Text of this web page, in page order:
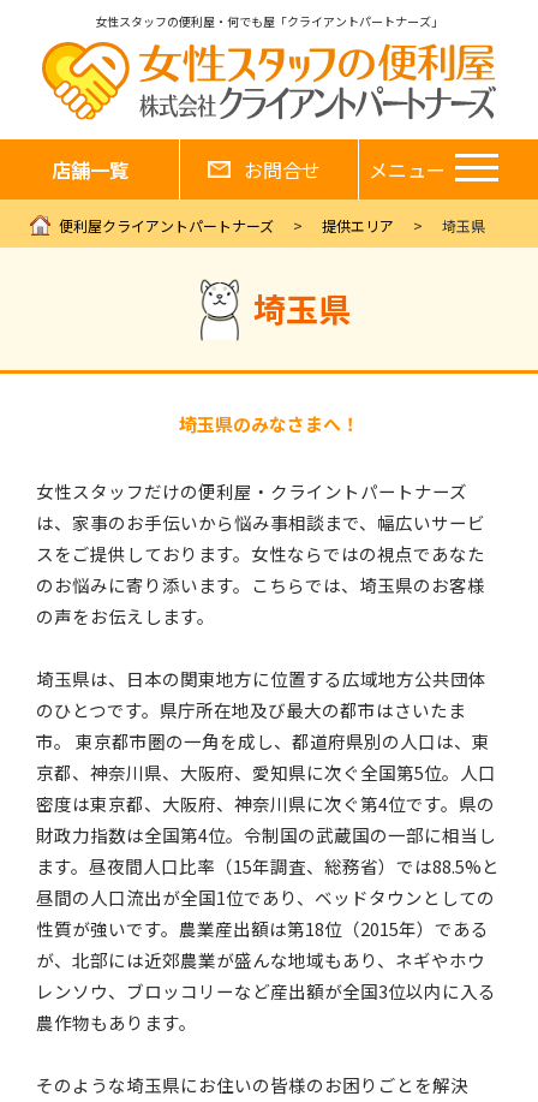
女性スタッフの便利屋・何でも屋「クライアントパートナーズ」
店舗一覧 お問合せ メニュー
便利屋クライアントパートナーズ 提供エリア 埼玉県
埼玉県
埼玉県のみなさまへ！
女性スタッフだけの便利屋・クライントパートナーズ
は、家事のお手伝いから悩み事相談まで、幅広いサービ
スをご提供しております。女性ならではの視点であなた
のお悩みに寄り添います。こちらでは、埼玉県のお客様
の声をお伝えします。
埼玉県は、日本の関東地方に位置する広域地方公共団体
のひとつです。県庁所在地及び最大の都市はさいたま
市。 東京都市圏の一角を成し、都道府県別の人口は、東
京都、神奈川県、大阪府、愛知県に次ぐ全国第5位。人口
密度は東京都、大阪府、神奈川県に次ぐ第4位です。県の
財政力指数は全国第4位。令制国の武蔵国の一部に相当し
ます。昼夜間人口比率（15年調査、総務省）では88.5%と
昼間の人口流出が全国1位であり、ベッドタウンとしての
性質が強いです。農業産出額は第18位（2015年）である
が、北部には近郊農業が盛んな地域もあり、ネギやホウ
レンソウ、ブロッコリーなど産出額が全国3位以内に入る
農作物もあります。
そのような埼玉県にお住いの皆様のお困りごとを解決